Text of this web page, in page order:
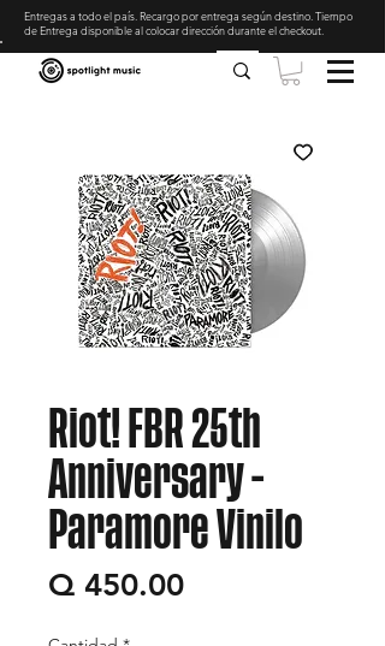
Entregas a todo el país. Recargo por entrega según destino. Tiempo
de Entrega disponible al colocar dirección durante el checkout
Riot! FBR 25th
Anniversary -
Paramore Vinilo
Q 450.00Precio